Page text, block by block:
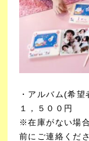
・アルバム(希望
１，５００円
※在庫がない場
前にご連絡くだ